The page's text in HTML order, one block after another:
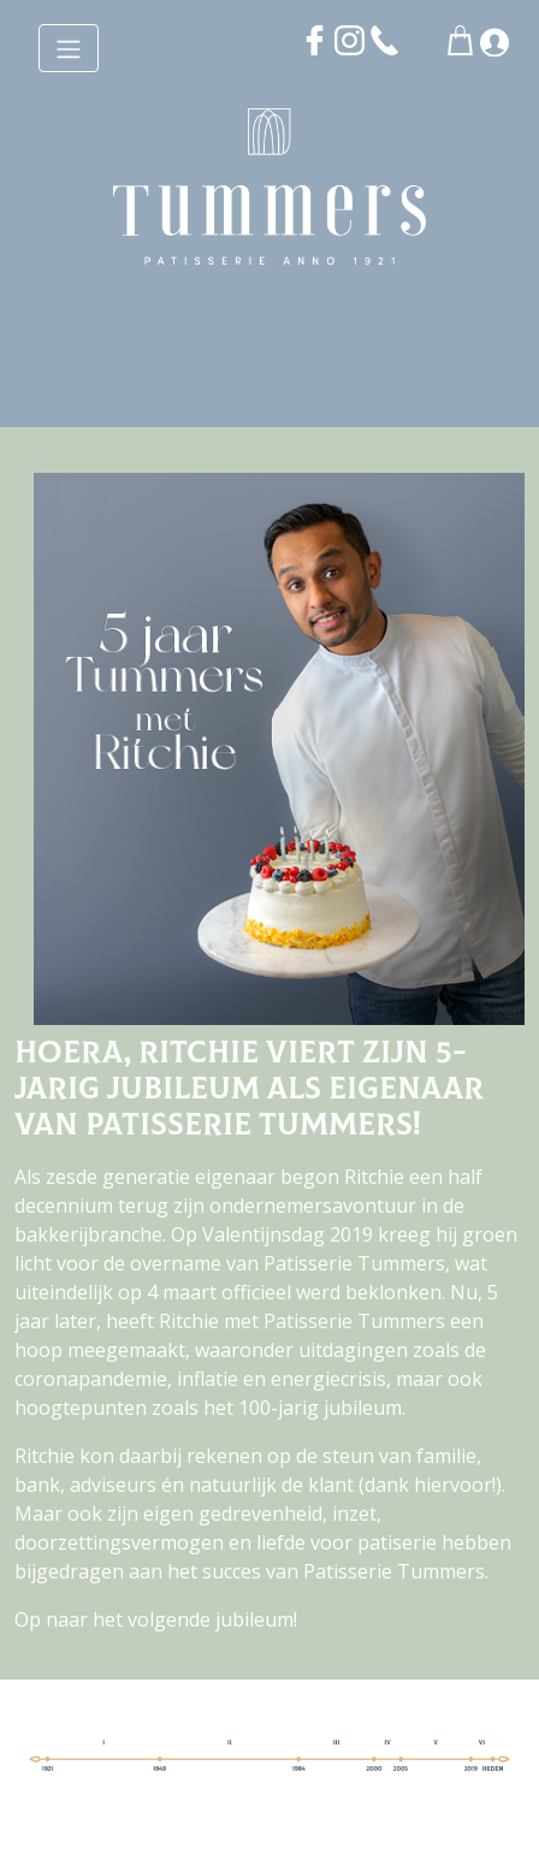
Hoera, Ritchie viert zijn 5-
jarig jubileum als eigenaar
van Patisserie Tummers!
Als zesde generatie eigenaar begon Ritchie een half
decennium terug zijn ondernemersavontuur in de
bakkerijbranche. Op Valentijnsdag 2019 kreeg hij groen
licht voor de overname van Patisserie Tummers, wat
uiteindelijk op 4 maart officieel werd beklonken. Nu, 5
jaar later, heeft Ritchie met Patisserie Tummers een
hoop meegemaakt, waaronder uitdagingen zoals de
coronapandemie, inflatie en energiecrisis, maar ook
hoogtepunten zoals het 100-jarig jubileum.
Ritchie kon daarbij rekenen op de steun van familie,
bank, adviseurs én natuurlijk de klant (dank hiervoor!).
Maar ook zijn eigen gedrevenheid, inzet,
doorzettingsvermogen en liefde voor patiserie hebben
bijgedragen aan het succes van Patisserie Tummers.
Op naar het volgende jubileum!